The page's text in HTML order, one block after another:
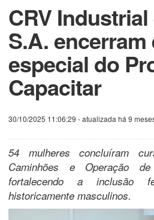
CRV
S.A.
especial do
Capacitar
30/10/2025 11:06:29 - atualizada há 9
54 mulheres concluíram
Caminhões e Operação
fortalecendo a inclusão
historicamente masculinos.